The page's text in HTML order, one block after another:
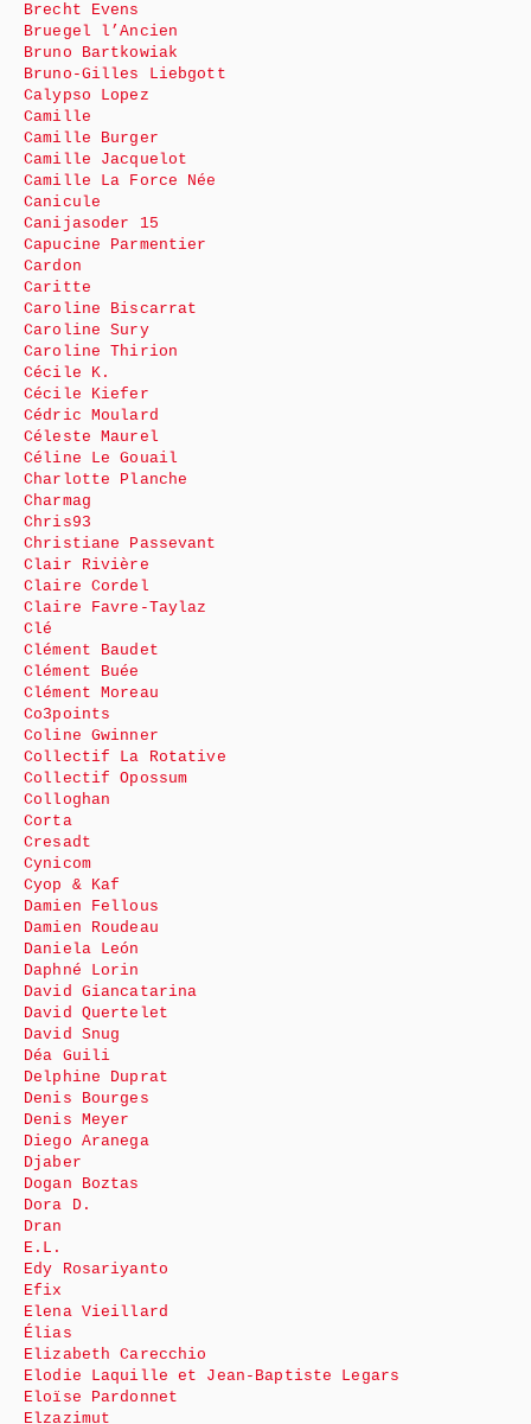
Brecht Evens
Bruegel l’Ancien
Bruno Bartkowiak
Bruno-Gilles Liebgott
Calypso Lopez
Camille
Camille Burger
Camille Jacquelot
Camille La Force Née
Canicule
Canijasoder 15
Capucine Parmentier
Cardon
Caritte
Caroline Biscarrat
Caroline Sury
Caroline Thirion
Cécile K.
Cécile Kiefer
Cédric Moulard
Céleste Maurel
Céline Le Gouail
Charlotte Planche
Charmag
Chris93
Christiane Passevant
Clair Rivière
Claire Cordel
Claire Favre-Taylaz
Clé
Clément Baudet
Clément Buée
Clément Moreau
Co3points
Coline Gwinner
Collectif La Rotative
Collectif Opossum
Colloghan
Corta
Cresadt
Cynicom
Cyop & Kaf
Damien Fellous
Damien Roudeau
Daniela León
Daphné Lorin
David Giancatarina
David Quertelet
David Snug
Déa Guili
Delphine Duprat
Denis Bourges
Denis Meyer
Diego Aranega
Djaber
Dogan Boztas
Dora D.
Dran
E.L.
Edy Rosariyanto
Efix
Elena Vieillard
Élias
Elizabeth Carecchio
Elodie Laquille et Jean-Baptiste Legars
Eloïse Pardonnet
Elzazimut